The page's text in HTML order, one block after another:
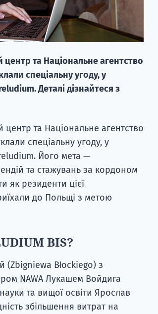
та Національне агентство
спеціальну угоду, у
Деталі дізнайтеся з
та Національне агентство
спеціальну угоду, у
Його мета —
та стажувань за кордоном
як резиденти цієї
до Польщі з метою
BIS?
(Zbigniewa Błockiego) з
NAWA Лукашем Войдига
та вищої освіти Ярослав
збільшення витрат на